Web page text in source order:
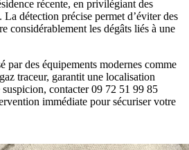
récente, en privilégiant des
détection précise permet d’éviter des
considérablement les dégâts liés à une
par des équipements modernes comme
traceur, garantit une localisation
contacter 09 72 51 99 85
immédiate pour sécuriser votre